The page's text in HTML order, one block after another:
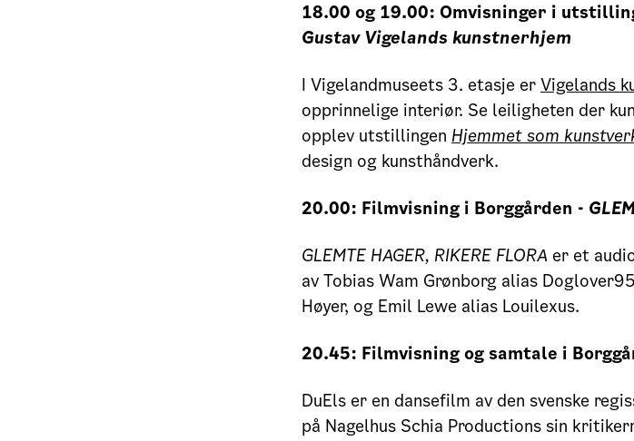
18.00 og 19.00: Omvisninger i
Gustav Vigelands kunstnerhjem
I Vigelandmuseets 3. etasje er Vigelands
opprinnelige interiør. Se leiligheten der
opplev utstillingen Hjemmet som
design og kunsthåndverk.
20.00: Filmvisning i Borggården -
GLEMTE HAGER, RIKERE FLORA er et
av Tobias Wam Grønborg alias
Høyer, og Emil Lewe alias Louilexus.
20.45: Filmvisning og samtale i
DuEls er en dansefilm av den svenske
på Nagelhus Schia Productions sin